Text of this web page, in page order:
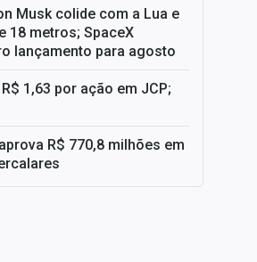
Musk colide com a Lua e
18 metros; SpaceX
lançamento para agosto
1,63 por ação em JCP;
R$ 770,8 milhões em